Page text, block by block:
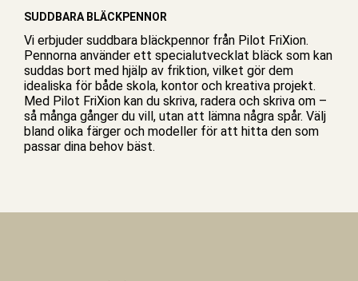
SUDDBARA BLÄCKPENNOR
Vi erbjuder suddbara bläckpennor från Pilot FriXion.
Pennorna använder ett specialutvecklat bläck som kan
suddas bort med hjälp av friktion, vilket gör dem
idealiska för både skola, kontor och kreativa projekt.
Med Pilot FriXion kan du skriva, radera och skriva om –
så många gånger du vill, utan att lämna några spår. Välj
bland olika färger och modeller för att hitta den som
passar dina behov bäst.